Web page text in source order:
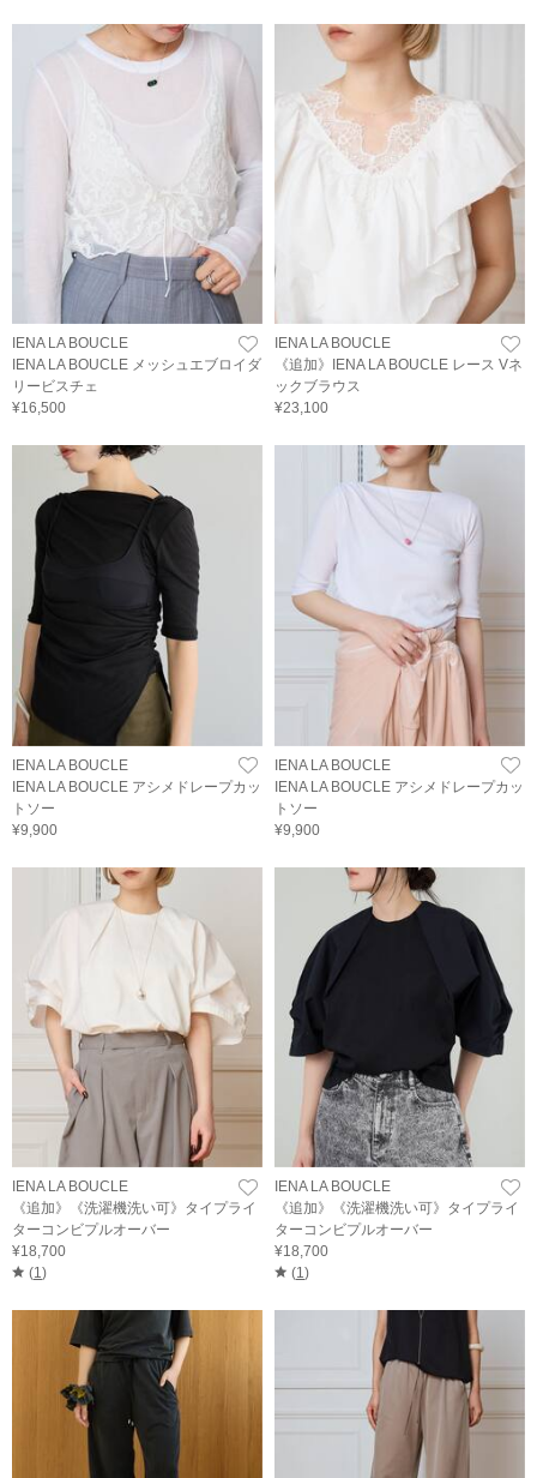
IENA LA BOUCLE
IENA LA BOUCLE メッシュエブロイダ
リービスチェ
¥16,500
IENA LA BOUCLE
《追加》IENA LA BOUCLE レース Vネ
ックブラウス
¥23,100
IENA LA BOUCLE
IENA LA BOUCLE アシメドレープカッ
トソー
¥9,900
IENA LA BOUCLE
IENA LA BOUCLE アシメドレープカッ
トソー
¥9,900
IENA LA BOUCLE
《追加》《洗濯機洗い可》タイプライ
ターコンビプルオーバー
¥18,700
(1)
IENA LA BOUCLE
《追加》《洗濯機洗い可》タイプライ
ターコンビプルオーバー
¥18,700
(1)